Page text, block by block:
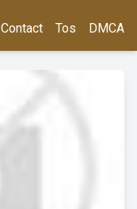
Contact Tos DMCA